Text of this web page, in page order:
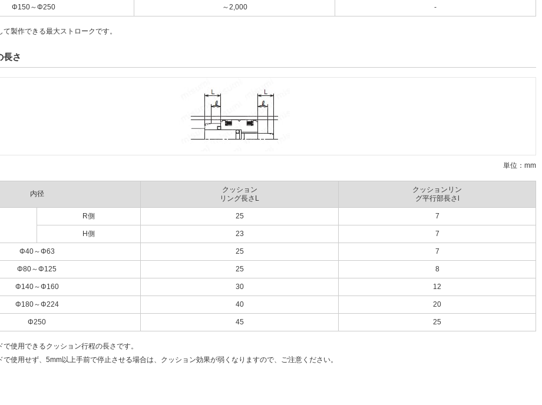
Φ150～Φ250 ～2,000 -
製作できる最大ストロークです。
長さ
単位：mm
内径
クッション
リング長さL
クッションリン
グ平行部長さl
R側 25 7
H側 23 7
Φ40～Φ63 25 7
Φ80～Φ125 25 8
Φ140～Φ160 30 12
Φ180～Φ224 40 20
Φ250 45 25
で使用できるクッション行程の長さです。
で使用せず、5mm以上手前で停止させる場合は、クッション効果が弱くなりますので、ご注意ください。